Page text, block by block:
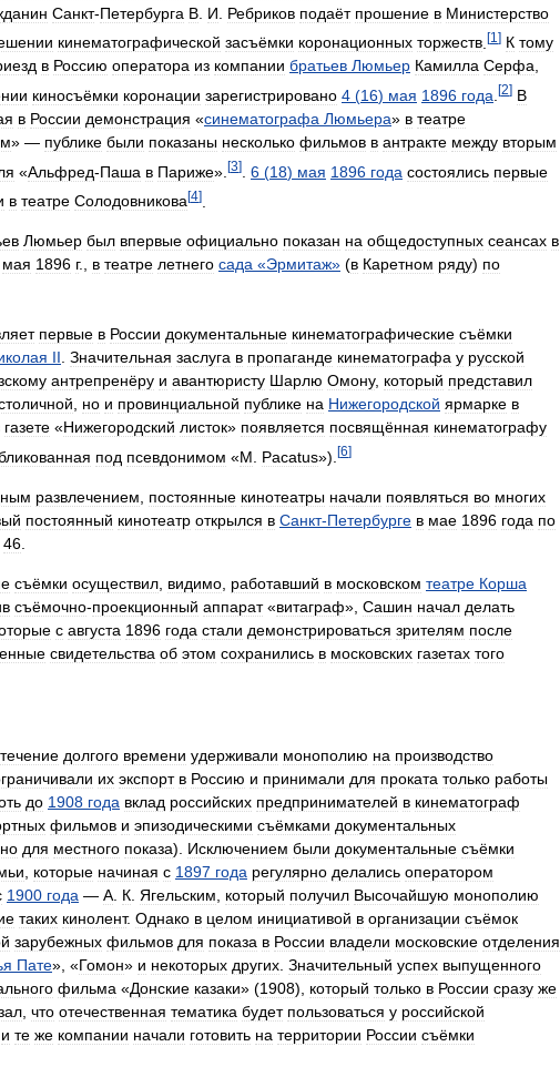
Санкт-Петербурга В И Ребриков подаёт прошение в Министерство
кинематографической засъёмки коронационных торжеств [1 ] К тому
в Россию оператора из компании братьев Люмьер Камилла Серфа,
киносъёмки коронации зарегистрировано 4 (16) мая 1896 года [2] В
в России демонстрация «синематографа Люмьера» в театре
» — публике были показаны несколько фильмов в антракте между вторым
«Альфред-Паша в Париже». [3] 6 (18) мая 1896 года состоялись первые
в театре Солодовникова[4]
Люмьер был впервые официально показан на общедоступных сеансах в
мая 1896 г., в театре летнего сада «Эрмитаж» (в Каретном ряду) по
первые в России документальные кинематографические съёмки
II Значительная заслуга в пропаганде кинематографа у русской
антрепренёру и авантюристу Шарлю Омону, который представил
но и провинциальной публике на Нижегородской ярмарке в
газете «Нижегородский листок» появляется посвящённая кинематографу
под псевдонимом «M Pacatus»). [6]
развлечением постоянные кинотеатры начали появляться во многих
постоянный кинотеатр открылся в Санкт-Петербурге в мае 1896 года по
46
съёмки осуществил видимо работавший в московском театре Корша
съёмочно-проекционный аппарат«витаграф», Сашин начал делать
с августа 1896 года стали демонстрироваться зрителям после
свидетельства об этом сохранились в московских газетах того
течение долгого времени удерживали монополию на производство
их экспорт в Россию и принимали для проката только работы
до 1908 года вклад российских предпринимателей в кинематограф
фильмов и эпизодическими съёмками документальных
для местного показа). Исключением были документальные съёмки
которые начиная с 1897 года регулярно делались оператором
1900 года — А К Ягельским который получил Высочайшую монополию
таких кинолент. Однако в целом инициативой в организации съёмок
зарубежных фильмов для показа в России владели московские отделения
Пате», «Гомон» и некоторых других Значительный успех выпущенного
фильма «Донские казаки» (1908), который только в России сразу же
что отечественная тематика будет пользоваться у российской
и те же компании начали готовить на территории России съёмки